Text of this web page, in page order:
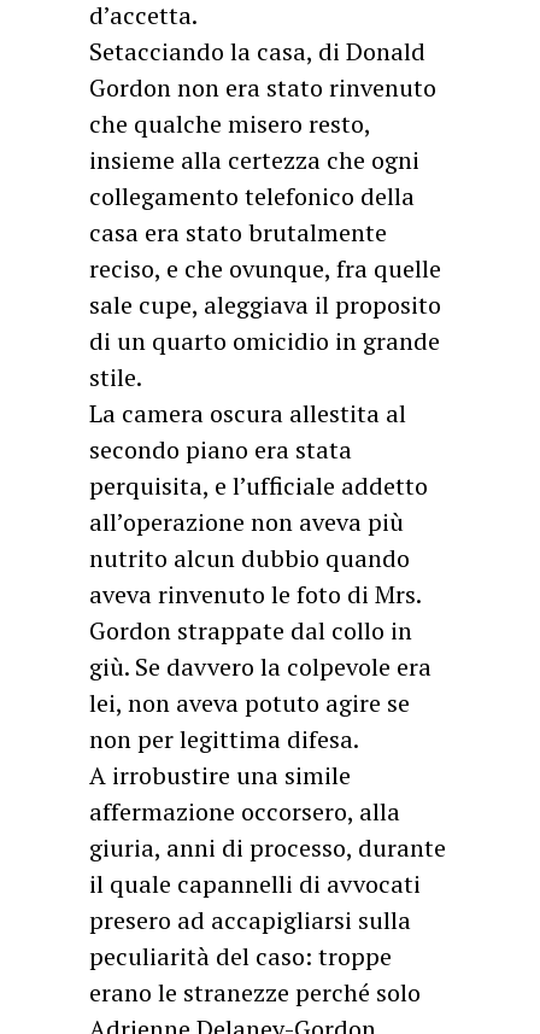
d’accetta.
Setacciando la casa, di Donald
Gordon non era stato rinvenuto
che qualche misero resto,
insieme alla certezza che ogni
collegamento telefonico della
casa era stato brutalmente
reciso, e che ovunque, fra quelle
sale cupe, aleggiava il proposito
di un quarto omicidio in grande
stile.
La camera oscura allestita al
secondo piano era stata
perquisita, e l’ufficiale addetto
all’operazione non aveva più
nutrito alcun dubbio quando
aveva rinvenuto le foto di Mrs.
Gordon strappate dal collo in
giù. Se davvero la colpevole era
lei, non aveva potuto agire se
non per legittima difesa.
A irrobustire una simile
affermazione occorsero, alla
giuria, anni di processo, durante
il quale capannelli di avvocati
presero ad accapigliarsi sulla
peculiarità del caso: troppe
erano le stranezze perché solo